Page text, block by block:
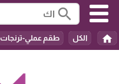
search
home الكل طقم عملي-ترنجات